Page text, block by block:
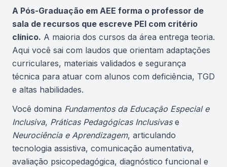
A Pós-Graduação em AEE forma o professor de
sala de recursos que escreve PEI com critério
clínico. A maioria dos cursos da área entrega teoria.
Aqui você sai com laudos que orientam adaptações
curriculares, materiais validados e segurança
técnica para atuar com alunos com deficiência, TGD
e altas habilidades.
Você domina Fundamentos da Educação Especial e
Inclusiva, Práticas Pedagógicas Inclusivase
Neurociência e Aprendizagem, articulando
tecnologia assistiva, comunicação aumentativa,
avaliação psicopedagógica, diagnóstico funcional e